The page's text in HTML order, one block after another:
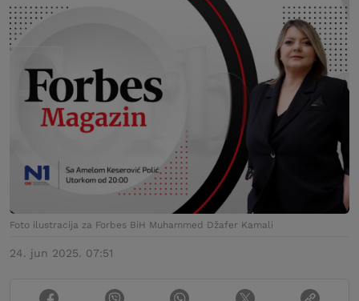
Foto ilustracija za Forbes BiH Muhammed Džafer Kamali
24. jun 2025. 07:51